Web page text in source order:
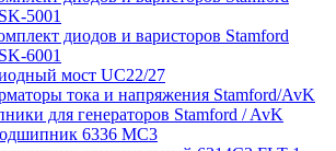
5001
диодов и варисторов Stamford
6001
мост UC22/27
тока и напряжения Stamford/AvK
для генераторов Stamford / AvK
6336 МС3